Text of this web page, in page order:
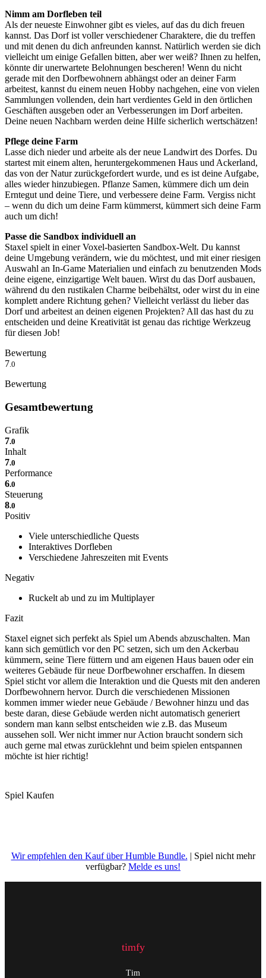
Nimm am Dorfleben teil
Als der neueste Einwohner gibt es vieles, auf das du dich freuen
kannst. Das Dorf ist voller verschiedener Charaktere, die du treffen
und mit denen du dich anfreunden kannst. Natürlich werden sie dich
vielleicht um einige Gefallen bitten, aber wer weiß? Ihnen zu helfen,
könnte dir unerwartete Belohnungen bescheren! Wenn du nicht
gerade mit den Dorfbewohnern abhängst oder an deiner Farm
arbeitest, kannst du einem neuen Hobby nachgehen, eine von vielen
Sammlungen vollenden, dein hart verdientes Geld in den örtlichen
Geschäften ausgeben oder an Verbesserungen im Dorf arbeiten.
Deine neuen Nachbarn werden deine Hilfe sicherlich wertschätzen!
Pflege deine Farm
Lasse dich nieder und arbeite als der neue Landwirt des Dorfes. Du
startest mit einem alten, heruntergekommenen Haus und Ackerland,
das von der Natur zurückgefordert wurde, und es ist deine Aufgabe,
alles wieder hinzubiegen. Pflanze Samen, kümmere dich um dein
Erntegut und deine Tiere, und verbessere deine Farm. Vergiss nicht
– wenn du dich um deine Farm kümmerst, kümmert sich deine Farm
auch um dich!
Passe die Sandbox individuell an
Staxel spielt in einer Voxel-basierten Sandbox-Welt. Du kannst
deine Umgebung verändern, wie du möchtest, und mit einer riesigen
Auswahl an In-Game Materialien und einfach zu benutzenden Mods
deine eigene, einzigartige Welt bauen. Wirst du das Dorf ausbauen,
während du den rustikalen Charme beibehältst, oder wirst du in eine
komplett andere Richtung gehen? Vielleicht verlässt du lieber das
Dorf und arbeitest an deinen eigenen Projekten? All das hast du zu
entscheiden und deine Kreativität ist genau das richtige Werkzeug
für diesen Job!
Bewertung
7.0
Bewertung
Gesamtbewertung
Grafik
7.0
Inhalt
7.0
Performance
6.0
Steuerung
8.0
Positiv
Viele unterschiedliche Quests
Interaktives Dorfleben
Verschiedene Jahreszeiten mit Events
Negativ
Ruckelt ab und zu im Multiplayer
Fazit
Staxel eignet sich perfekt als Spiel um Abends abzuschalten. Man
kann sich gemütlich vor den PC setzen, sich um den Ackerbau
kümmern, seine Tiere füttern und am eigenen Haus bauen oder ein
weiteres Gebäude für neue Dorfbewohner erschaffen. In diesem
Spiel sticht vor allem die Interaktion und die Quests mit den anderen
Dorfbewohnern hervor. Durch die verschiedenen Missionen
kommen immer wieder neue Gebäude / Bewohner hinzu und das
beste daran, diese Gebäude werden nicht automatisch generiert
sondern man kann selbst entscheiden wie z.B. das Museum
aussehen soll. Wer nicht immer nur Action braucht sondern sich
auch gerne mal etwas zurücklehnt und beim spielen entspannen
möchte ist hier richtig!
Spiel Kaufen
Wir empfehlen den Kauf über Humble Bundle. | Spiel nicht mehr
verfügbar? Melde es uns!
timfy
Tim